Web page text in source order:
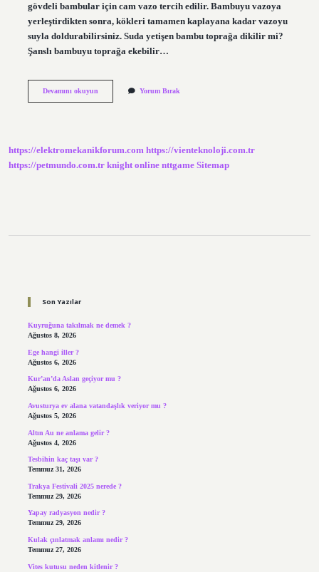
gövdeli bambular için cam vazo tercih edilir. Bambuyu vazoya
yerleştirdikten sonra, kökleri tamamen kaplayana kadar vazoyu
suyla doldurabilirsiniz. Suda yetişen bambu toprağa dikilir mi?
Şanslı bambuyu toprağa ekebilir…
Devamını okuyunBambu
Yorum Bırak
https://elektromekanikforum.com https://vienteknoloji.com.tr
https://petmundo.com.tr knight online nttgame Sitemap
Son Yazılar
Kuyruğuna takılmak ne demek ?
Ağustos 8, 2026
Ege hangi iller ?
Ağustos 6, 2026
Kur’an’da Aslan geçiyor mu ?
Ağustos 6, 2026
Avusturya ev alana vatandaşlık veriyor mu ?
Ağustos 5, 2026
Altın Au ne anlama gelir ?
Ağustos 4, 2026
Tesbihin kaç taşı var ?
Temmuz 31, 2026
Trakya Festivali 2025 nerede ?
Temmuz 29, 2026
Yapay radyasyon nedir ?
Temmuz 29, 2026
Kulak çınlatmak anlamı nedir ?
Temmuz 27, 2026
Vites kutusu neden kitlenir ?